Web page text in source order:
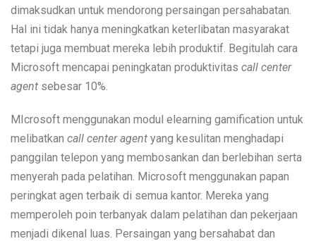
dimaksudkan untuk mendorong persaingan persahabatan.
Hal ini tidak hanya meningkatkan keterlibatan masyarakat
tetapi juga membuat mereka lebih produktif. Begitulah cara
Microsoft mencapai peningkatan produktivitas call center
agent sebesar 10%.
MIcrosoft menggunakan modul elearning gamification untuk
melibatkan call center agent yang kesulitan menghadapi
panggilan telepon yang membosankan dan berlebihan serta
menyerah pada pelatihan. Microsoft menggunakan papan
peringkat agen terbaik di semua kantor. Mereka yang
memperoleh poin terbanyak dalam pelatihan dan pekerjaan
menjadi dikenal luas. Persaingan yang bersahabat dan